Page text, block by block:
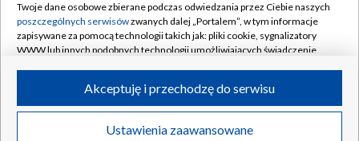
Rada Programowa
System NOS
Informacje o nadawcy
Program dla prasy
Kontakt
Kanały
©2026 Telewizja Polska S.A. w likwidacji
Twoje dane osobowe zbierane podczas odwiedzania przez Ciebie naszych
poszczególnych serwisówzwanych dalej „Portalem”, w tym informacje
zapisywane za pomocą technologii takich jak: pliki cookie, sygnalizatory
WWW lub innych podobnych technologii umożliwiających świadczenie
ruchu w Internecie.
Twoje dane osobowe zbierane podczas odwiedzania przez Ciebie
poszczególnych serwisówna Portalu, takie jak adresy IP, identyfikatory
Ustawienia zaawansowane
Akceptuję i przechodzę do serwisu